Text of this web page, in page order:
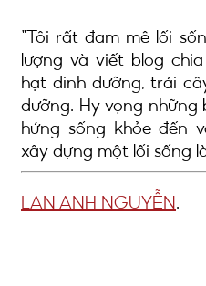
Tôi rất đam mê lối
lượng và viết blog
hạt dinh dưỡng, trái
dưỡng. Hy vọng
hứng sống khỏe đến
xây dựng một lối sống
LAN ANH NGUYỄN